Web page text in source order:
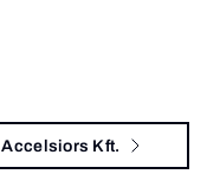
Accelsiors Kft.